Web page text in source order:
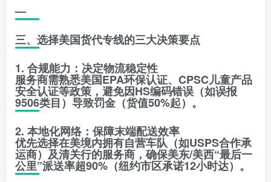
—
三、选择美国货代专线的三大决策要点
1. 合规能力：决定物流稳定性
服务商需熟悉美国EPA环保认证、CPSC儿童产品
安全认证等政策，避免因HS编码错误（如误报
9506类目）导致罚金（货值50%起）。
2. 本地化网络：保障末端配送效率
优先选择在美境内拥有自营车队（如USPS合作承
运商）及清关行的服务商，确保美东/美西“最后一
公里”派送率超90%（纽约市区承诺12小时达）。